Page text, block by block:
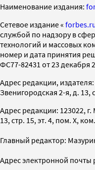
Наименование издания:
Cетевое издание «
службой по надзору в
технологий и массовых
номер и дата принятия
ФС77-82431 от 23 декабря
Адрес редакции, издателя:
Звенигородская 2-я, д. 13,
Адрес редакции: 123022,
13, стр. 15, эт. 4, пом. X,
Главный редактор:
Адрес электронной почты